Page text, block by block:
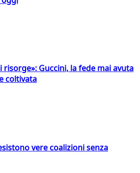
Guccini, la fede mai avuta
coltivata
vere coalizioni senza